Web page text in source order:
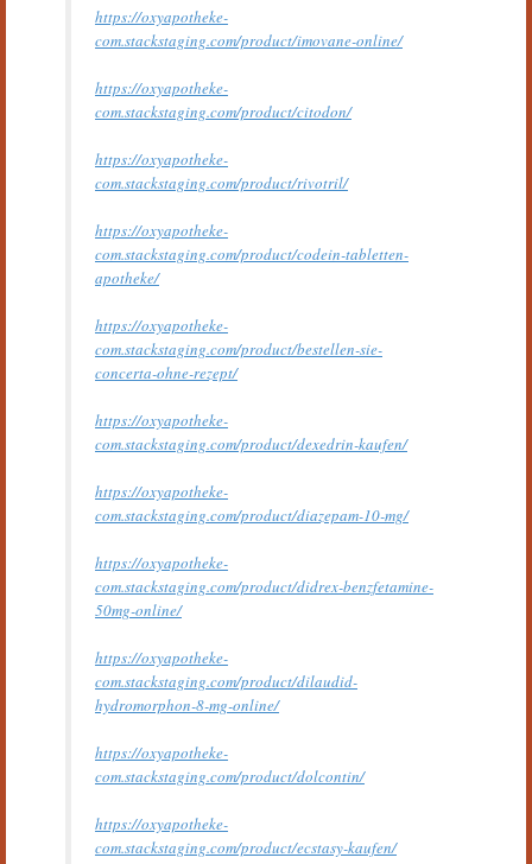
https://oxyapotheke-
com.stackstaging.com/product/imovane-online/
https://oxyapotheke-
com.stackstaging.com/product/citodon/
https://oxyapotheke-
com.stackstaging.com/product/rivotril/
https://oxyapotheke-
com.stackstaging.com/product/codein-tabletten-
apotheke/
https://oxyapotheke-
com.stackstaging.com/product/bestellen-sie-
concerta-ohne-rezept/
https://oxyapotheke-
com.stackstaging.com/product/dexedrin-kaufen/
https://oxyapotheke-
com.stackstaging.com/product/diazepam-10-mg/
https://oxyapotheke-
com.stackstaging.com/product/didrex-benzfetamine-
50mg-online/
https://oxyapotheke-
com.stackstaging.com/product/dilaudid-
hydromorphon-8-mg-online/
https://oxyapotheke-
com.stackstaging.com/product/dolcontin/
https://oxyapotheke-
com.stackstaging.com/product/ecstasy-kaufen/